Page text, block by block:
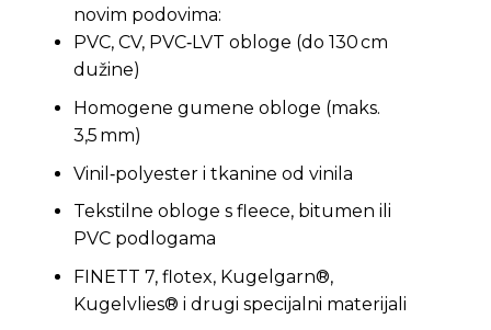
novim podovima:
PVC, CV, PVC‑LVT obloge (do 130 cm
dužine)
Homogene gumene obloge (maks.
3,5 mm)
Vinil‑polyester i tkanine od vinila
Tekstilne obloge s fleece, bitumen ili
PVC podlogama
FINETT 7, flotex, Kugelgarn®,
Kugelvlies® i drugi specijalni materijali